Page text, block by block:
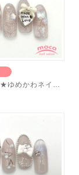
ちゅるちゅる★ゆめかわネイル♡